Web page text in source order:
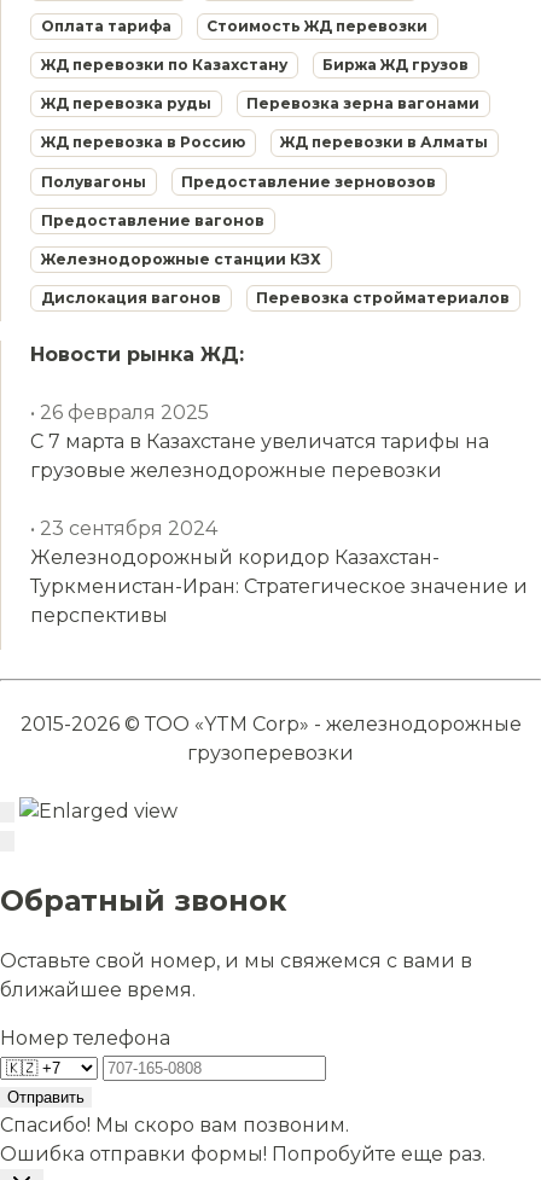
Оплата тарифа Стоимость ЖД перевозки
ЖД перевозки по Казахстану Биржа ЖД грузов
ЖД перевозка руды Перевозка зерна вагонами
ЖД перевозка в Россию ЖД перевозки в Алматы
Полувагоны Предоставление зерновозов
Предоставление вагонов
Железнодорожные станции КЗХ
Дислокация вагонов Перевозка стройматериалов
Новости рынка ЖД:
• 26 февраля 2025
С 7 марта в Казахстане увеличатся тарифы на
грузовые железнодорожные перевозки
• 23 сентября 2024
Железнодорожный коридор Казахстан-
Туркменистан-Иран: Стратегическое значение и
перспективы
2015-2026 © ТОО «YTM Corp» - железнодорожные
грузоперевозки
Обратный звонок
Оставьте свой номер, и мы свяжемся с вами в
ближайшее время.
Номер телефона
Отправить
Спасибо! Мы скоро вам позвоним.
Ошибка отправки формы! Попробуйте еще раз.